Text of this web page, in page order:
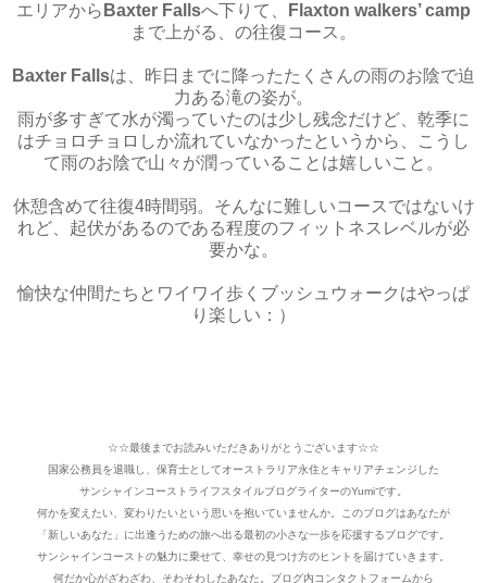
エリアから Baxter Fallsへ下りて、
Flaxton walkers’ camp
まで上がる、の往復コース。
Baxter Fallsは、昨日までに降ったたくさんの雨のお陰で迫
力ある滝の姿が。
雨が多すぎて水が濁っていたのは少し残念だけど、乾季に
はチョロチョロしか流れていなかったというから、こうし
て雨のお陰で山々が潤っていることは嬉しいこと。
休憩含めて往復4時間弱。そんなに難しいコースではないけ
れど、起伏があるのである程度のフィットネスレベルが必
要かな。
愉快な仲間たちとワイワイ歩くブッシュウォークはやっぱ
り楽しい：）
☆☆最後までお読みいただきありがとうございます☆☆
国家公務員を退職し、保育士としてオーストラリア永住とキャリアチェンジした
サンシャインコーストライフスタイルブログライターのYumiです。
何かを変えたい、変わりたいという思いを抱いていませんか。このブログはあなたが
「新しいあなた」に出逢うための旅へ出る最初の小さな一歩を応援するブログです。
サンシャインコーストの魅力に乗せて、幸せの見つけ方のヒントを届けていきます。
何だか心がざわざわ、そわそわしたあなた。ブログ内コンタクトフォームから